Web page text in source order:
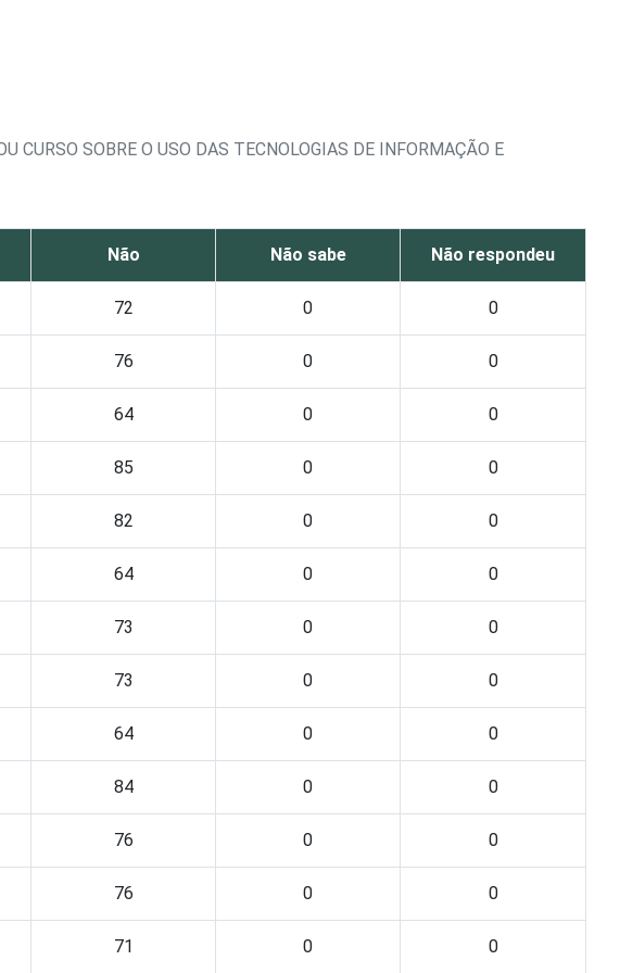
CURSO SOBRE O USO DAS TECNOLOGIAS DE INFORMAÇÃO E
Não Não sabe Não respondeu
72 0 0
76 0 0
64 0 0
85 0 0
82 0 0
64 0 0
73 0 0
73 0 0
64 0 0
84 0 0
76 0 0
76 0 0
71 0 0